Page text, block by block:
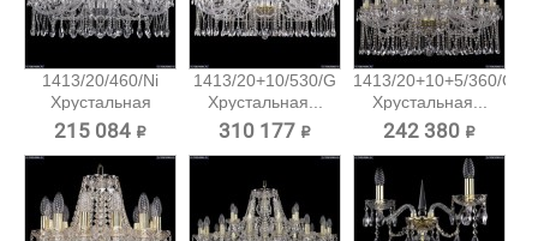
1413/20/460/Ni
Хрустальная
подвесная...
215 084 ₽
1413/20+10/530/G
Хрустальная...
310 177 ₽
1413/20+10+5/360/G
Хрустальная...
242 380 ₽